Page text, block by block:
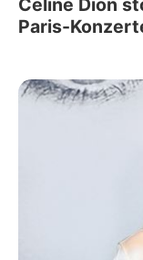
Céline Dion
Paris-